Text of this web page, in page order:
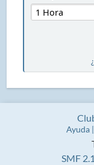
SMF
Ayuda